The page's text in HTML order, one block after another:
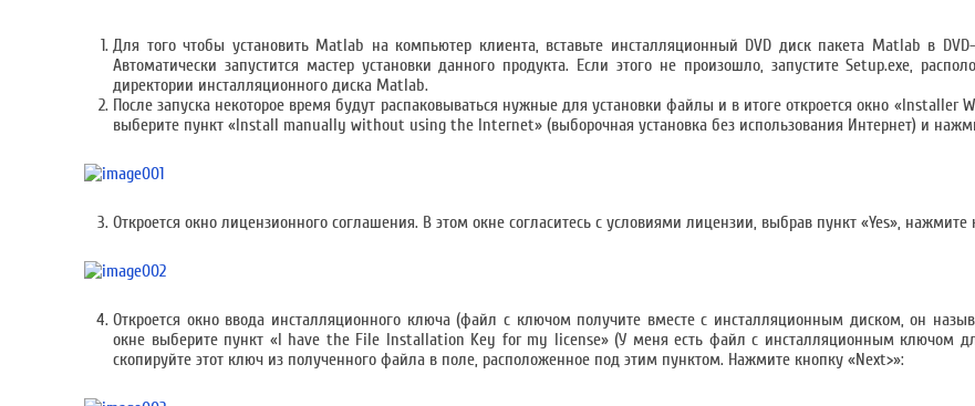
Для того чтобы установить Matlab на компьютер клиента, вставьте инсталляционный DVD диск пакета Matlab в
Автоматически запустится мастер установки данного продукта. Если этого не произошло, запустите Setup.exe,
директории инсталляционного диска Matlab.
После запуска некоторое время будут распаковываться нужные для установки файлы и в итоге откроется окно «Installer
выберите пункт «Install manually without using the Internet» (выборочная установка без использования Интернет) и
Откроется окно лицензионного соглашения. В этом окне согласитесь с условиями лицензии, выбрав пункт «Yes», нажмите
Откроется окно ввода инсталляционного ключа (файл с ключом получите вместе с инсталляционным диском, он
окне выберите пункт «I have the File Installation Key for my license» (У меня есть файл с инсталляционным ключом
скопируйте этот ключ из полученного файла в поле, расположенное под этим пунктом. Нажмите кнопку «Next>»: